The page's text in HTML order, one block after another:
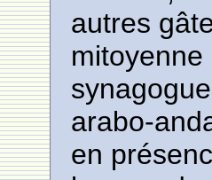
autres
arabo-
en